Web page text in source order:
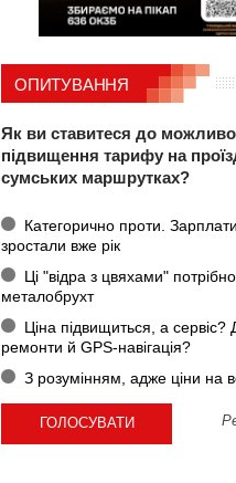
ОПИТУВАННЯ
Як ви ставитеся до
підвищення тарифу на
сумських маршрутках?
Категорично проти.
зростали вже рік
Ці "відра з цвяхами"
металобрухт
Ціна підвищиться, а сервіс?
ремонти й GPS-навігація?
З розумінням, адже ціни на